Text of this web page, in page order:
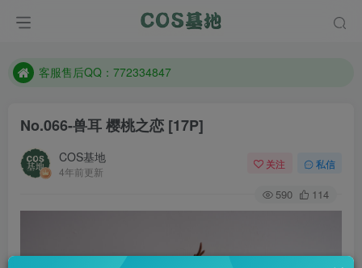
遇到任何问题加客服QQ：772334847
客服售后QQ：772334847
防失联：百度搜索《一七天佳》，实时查看最新站点。
No.066-兽耳 樱桃之恋 [17P]
COS基地
4年前更新
关注 私信
590 114